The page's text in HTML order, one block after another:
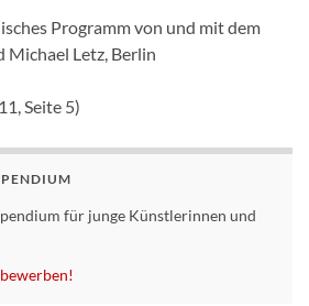
Programm von und mit dem
Michael Letz, Berlin
Seite 5)
für junge Künstlerinnen und